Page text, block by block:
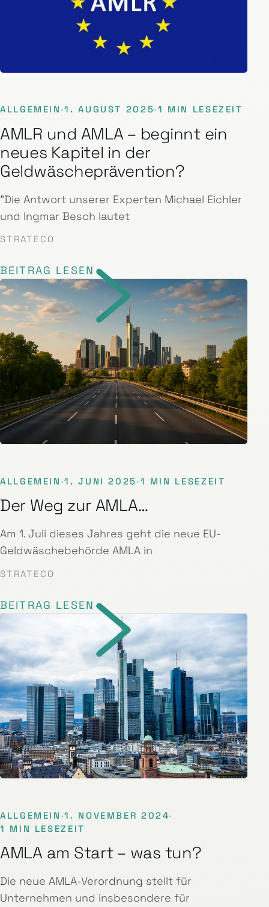
ALLGEMEIN ·1. AUGUST 2025·1 MIN LESEZEIT
AMLR und AMLA – beginnt ein
neues Kapitel in der
Geldwäscheprävention?
"Die Antwort unserer Experten Michael Eichler
und Ingmar Besch lautet
STRATECO
BEITRAG LESEN
ALLGEMEIN ·1. JUNI 2025·1 MIN LESEZEIT
Der Weg zur AMLA…
Am 1. Juli dieses Jahres geht die neue EU-
Geldwäschebehörde AMLA in
STRATECO
BEITRAG LESEN
ALLGEMEIN ·1. NOVEMBER 2024·
1 MIN LESEZEIT
AMLA am Start – was tun?
Die neue AMLA-Verordnung stellt für
Unternehmen und insbesondere für